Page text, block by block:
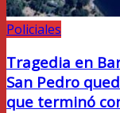
Policiales
Tragedia en
San Pedro
que terminó